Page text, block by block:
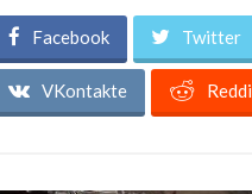
Facebook Twitter
VKontakte